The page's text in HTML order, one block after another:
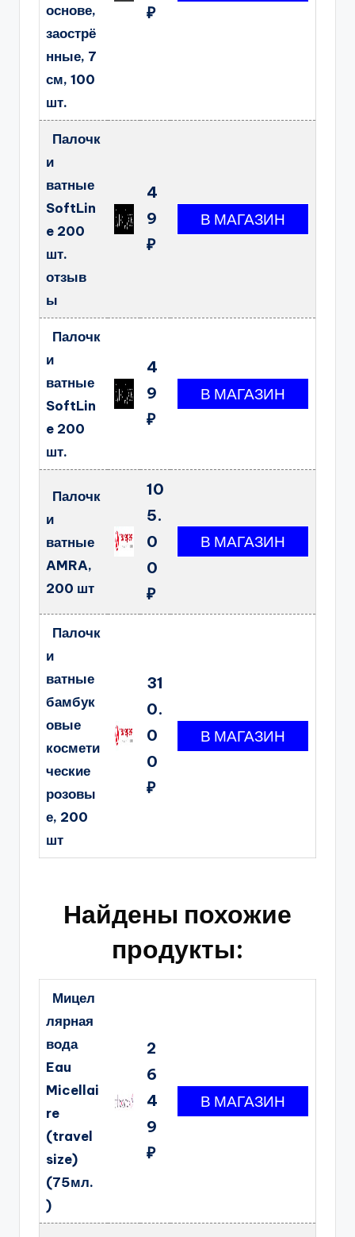
основе,
заострё
нные, 7
см, 100
шт.
₽
Палочк
и
ватные
SoftLin
e 200
шт.
отзыв
ы
4
9
₽
Палочк
и
ватные
SoftLin
e 200
шт.
4
9
₽
Палочк
и
ватные
AMRA,
200 шт
10
5.
0
0
₽
Палочк
и
ватные
бамбук
овые
космети
ческие
розовы
е, 200
шт
31
0.
0
0
₽
Найдены похожие
продукты:
Мицел
лярная
вода
Eau
Micellai
re
(travel
size)
(75мл.
)
2
6
4
9
₽